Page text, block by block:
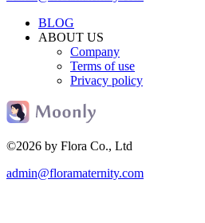
BLOG
ABOUT US
Company
Terms of use
Privacy policy
©2026 by Flora Co., Ltd
admin@floramaternity.com